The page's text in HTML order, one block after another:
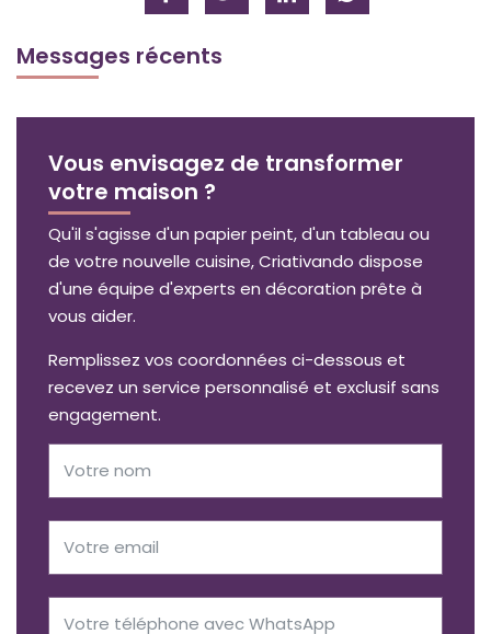
Messages récents
Vous envisagez de transformer
votre maison ?
Qu'il s'agisse d'un papier peint, d'un tableau ou
de votre nouvelle cuisine, Criativando dispose
d'une équipe d'experts en décoration prête à
vous aider.
Remplissez vos coordonnées ci-dessous et
recevez un service personnalisé et exclusif sans
engagement.